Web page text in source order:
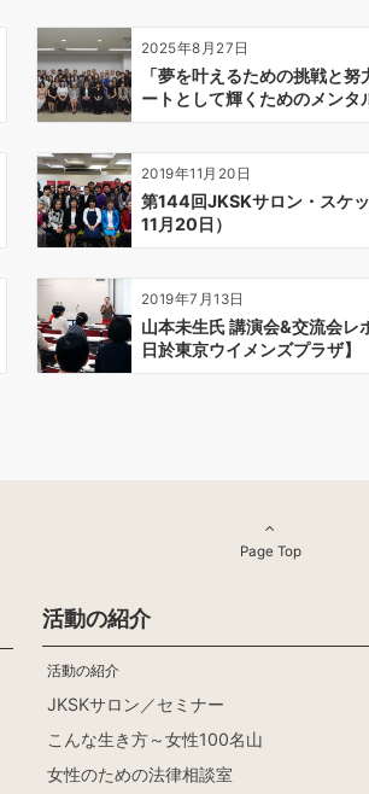
2025年8月27日
「夢を叶えるための挑戦と
ートとして輝くためのメンタ
2019年11月20日
第144回JKSKサロン・スケ
11月20日）
2019年7月13日
山本未生氏 講演会&交流会レ
日於東京ウイメンズプラザ】
Page Top
活動の紹介
活動の紹介
JKSKサロン／セミナー
こんな生き方～女性100名山
女性のための法律相談室